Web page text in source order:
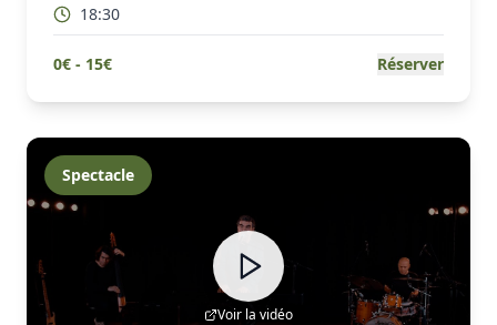
18:30
0€ - 15€ Réserver
Voir la vidéo
Spectacle